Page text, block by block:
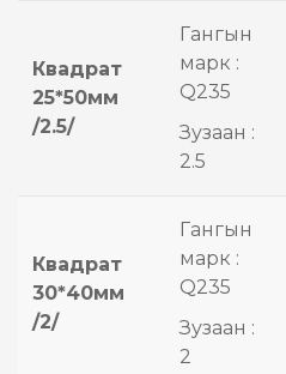
Квадрат
25*50мм
/2.5/
Гангын
марк :
Q235
Зузаан :
2.5
Квадрат
30*40мм
/2/
Гангын
марк :
Q235
Зузаан :
2